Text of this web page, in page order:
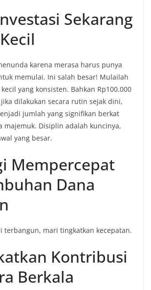
Sekarang
karena merasa harus punya
memulai. Ini salah besar! Mulailah
yang konsisten. Bahkan Rp100.000
dilakukan secara rutin sejak dini,
jumlah yang signifikan berkat
majemuk. Disiplin adalah kuncinya,
yang besar.
Mempercepat
Dana
terbangun, mari tingkatkan kecepatan.
Kontribusi
Berkala